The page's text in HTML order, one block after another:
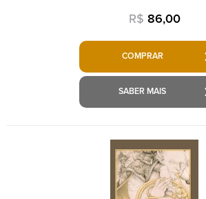
R$ 86,00
COMPRAR
SABER MAIS